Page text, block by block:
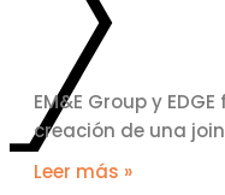
EM&E Group y
creación de una
Leer más »